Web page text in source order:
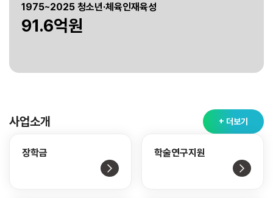
1975~2025 청소년·체육인재육성
91.6억원
사업소개 + 더보기
장학금 학술연구지원